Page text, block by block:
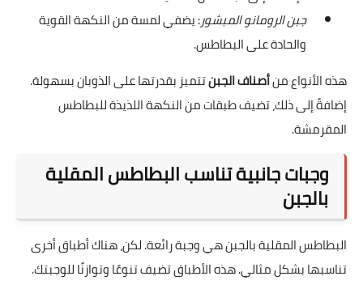
جبن الرومانو المبشور: يضفي لمسة من النكهة القوية
والحادة على البطاطس.
هذه الأنواع منأصناف الجبنتتميز بقدرتها على الذوبان بسهولة.
إضافةً إلى ذلك، تضيف طبقات من النكهة اللذيذة للبطاطس
المقرمشة.
وجبات جانبية تناسب البطاطس المقلية
بالجبن
البطاطس المقلية بالجبن هي وجبة رائعة. لكن، هناك أطباق أخرى
تناسبها بشكل مثالي. هذه الأطباق تضيف تنوعًا وتوازنًا للوجبتك.